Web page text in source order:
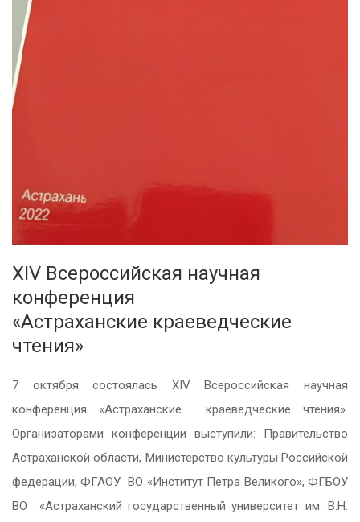
XIV Всероссийская научная
конференция
«Астраханские краеведческие
чтения»
7 октября состоялась XIVВсероссийская научная
конференция «Астраханские краеведческие чтения».
Организаторами конференции выступили: Правительство
Астраханской области, Министерство культуры Российской
федерации, ФГАОУ ВО «Институт Петра Великого», ФГБОУ
ВО «Астраханский государственный университет им. В.Н.